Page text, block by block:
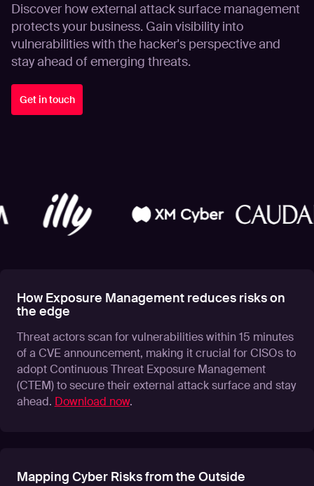
Discover how external attack surface management
protects your business. Gain visibility into
vulnerabilities with the hacker's perspective and
stay ahead of emerging threats.
Get in touch
How Exposure Management reduces risks on
the edge
Threat actors scan for vulnerabilities within 15 minutes
of a CVE announcement, making it crucial for CISOs to
adopt Continuous Threat Exposure Management
(CTEM) to secure their external attack surface and stay
ahead. Download now.
Mapping Cyber Risks from the Outside